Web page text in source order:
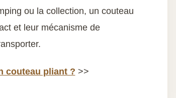
ou la collection, un couteau
et leur mécanisme de
couteau pliant ? >>